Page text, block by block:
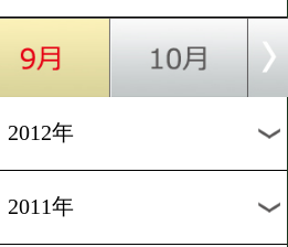
2020年
2019年